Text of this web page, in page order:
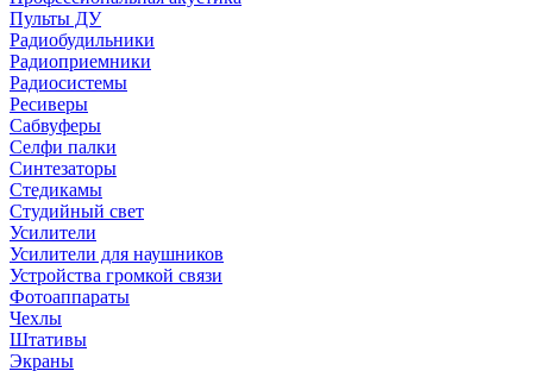
Пульты ДУ
Радиобудильники
Радиоприемники
Радиосистемы
Ресиверы
Сабвуферы
Селфи палки
Синтезаторы
Стедикамы
Студийный свет
Усилители
Усилители для наушников
Устройства громкой связи
Фотоаппараты
Чехлы
Штативы
Экраны